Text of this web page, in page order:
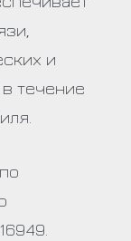
и
течение